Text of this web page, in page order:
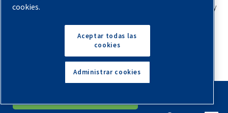
pueden estar atentos a la ubicación de la herramienta y
Consejos de seguridad para el aire
comprimido
Como los compresores de aire son la principal forma de
cookies.
Aceptar todas las
cookies
Administrar cookies